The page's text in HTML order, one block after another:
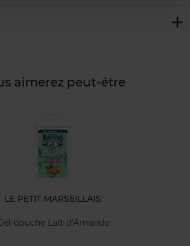
aimerez peut-être
LE PETIT MARSEILLAIS
douche Lait d'Amande